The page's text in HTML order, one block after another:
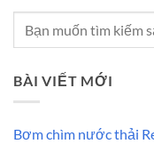
BÀI VIẾT MỚI
Bơm chìm nước thải